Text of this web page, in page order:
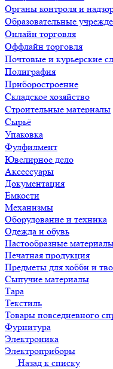
Органы контроля и
Образовательные
Онлайн торговля
Оффлайн торговля
Почтовые и курьерские
Полиграфия
Приборостроение
Складское хозяйство
Строительные материалы
Сырьё
Упаковка
Фулфилмент
Ювелирное дело
Аксессуары
Документация
Ёмкости
Механизмы
Оборудование и техника
Одежда и обувь
Пастообразные
Печатная продукция
Предметы для хобби и
Сыпучие материалы
Тара
Текстиль
Товары повседневного
Фурнитура
Электроника
Электроприборы
Назад к списку